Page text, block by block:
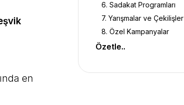
en
6. Sadakat Programları
7. Yarışmalar ve Çekilişler
8. Özel Kampanyalar
Özetle..